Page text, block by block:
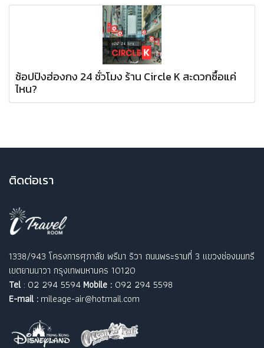
ช้อปปิงฮ่องกง 24 ชั่วโมง ร้าน Circle K สะดวกซื้อแค่
ไหน?
ติดต่อเรา
1338/943 โครงการศุภาลัย พรีมา ริวา ถนนพระรามที่ 3 แขวงช่องนนทรี
เขตยานนาวา กรุงเทพมหานคร 10120
Tel: 02 294 5594 Mobile : 092 294 5598
E-mail : mileage-air@hotmail.com